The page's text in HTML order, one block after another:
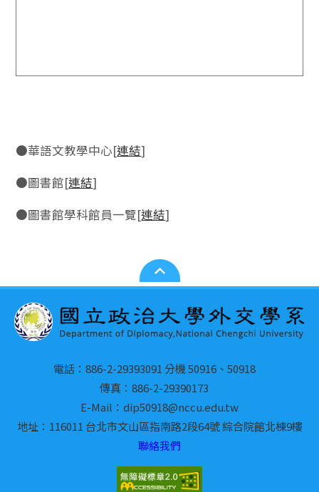
●華語文教學中心[連結]
●圖書館[連結]
●圖書館學科館員一覽[連結]
電話：886-2-29393091 分機 50916、50918
傳真：886-2-29390173
E-Mail：dip50918@nccu.edu.tw
地址：116011 台北市文山區指南路2段64號 綜合院館北棟9樓
聯絡我們